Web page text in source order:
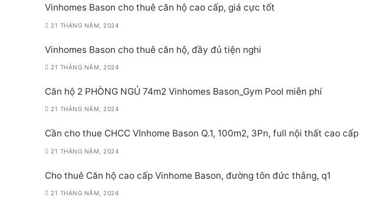
Vinhomes Bason cho thuê căn hộ cao cấp, giá cực tốt
21 THÁNG NĂM, 2024
Vinhomes Bason cho thuê căn hộ, đầy đủ tiện nghi
21 THÁNG NĂM, 2024
Căn hộ 2 PHÒNG NGỦ 74m2 Vinhomes Bason_Gym Pool miễn phí
21 THÁNG NĂM, 2024
Cần cho thue CHCC VInhome Bason Q.1, 100m2, 3Pn, full nội thất cao cấp
21 THÁNG NĂM, 2024
Cho thuê Căn hộ cao cấp Vinhome Bason, đường tôn đức thắng, q1
21 THÁNG NĂM, 2024